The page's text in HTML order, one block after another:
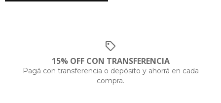
15% OFF CON TRANSFERENCIA
Pagá con transferencia o depósito y ahorrá en cada
compra.